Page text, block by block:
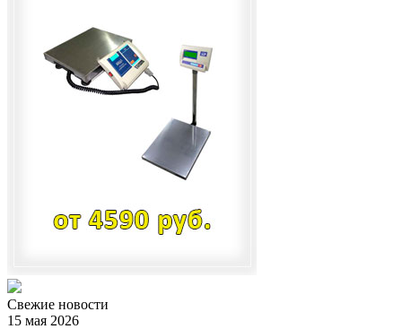
Свежие новости
15 мая 2026